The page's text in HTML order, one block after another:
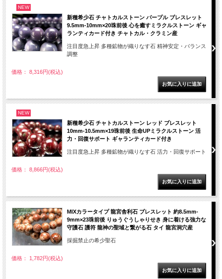
NEW
新種希少石 チャトカルストーン パープル ブレスレット
9.5mm-10mm×20珠前後 心を癒すミラクルストーン ギャ
ランティカード付き チャトカル・クラミン産
注目度急上昇 多種鉱物が織りなす石 精神安定・バランス
調整
価格： 8,316円(税込)
NEW
新種希少石 チャトカルストーン レッド ブレスレット
10mm-10.5mm×19珠前後 生命UPミラクルストーン 活
力・回復サポート ギャランティカード付き
注目度急上昇 多種鉱物が織りなす石 活力・回復サポート
価格： 8,866円(税込)
MIXカラータイプ 龍宮舎利石 ブレスレット 約8.5mm-
9mm×23珠前後 りゅうぐうしゃりせき 身に着ける強力な
守護石 護符 龍神の聖域と繋がる石 タイ 龍宮洞穴産
採掘禁止の希少聖石
価格： 1,782円(税込)